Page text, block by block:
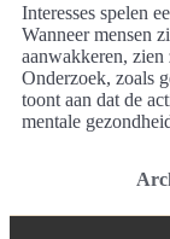
Interesses spelen
Wanneer mensen
aanwakkeren,
Onderzoek, zoals
toont aan dat de
mentale